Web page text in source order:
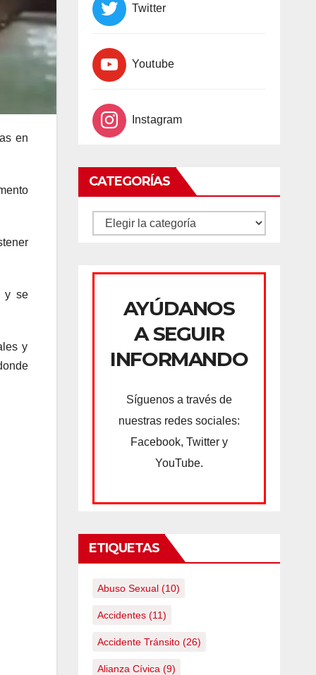
en
y se
y
Twitter
Youtube
Instagram
CATEGORÍAS
CATEGORÍAS
AYÚDANOS
A SEGUIR
INFORMANDO
Síguenos a través de
nuestras redes sociales:
Facebook, Twitter y
YouTube.
ETIQUETAS
Abuso Sexual(10)
Accidentes(11)
Accidente Tránsito(26)
Alianza Cívica (9)